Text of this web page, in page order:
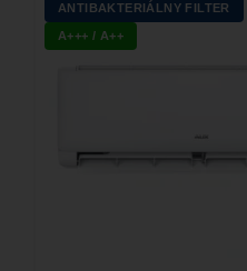
ANTIBAKTERIÁLNY FILTER
A+++ / A++